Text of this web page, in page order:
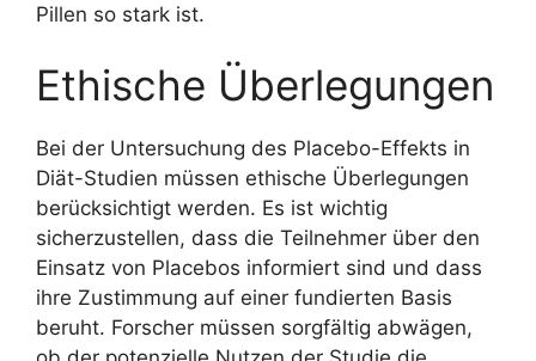
Pillen so stark ist.
Ethische Überlegungen
Bei der Untersuchung des Placebo-Effekts in
Diät-Studien müssen ethische Überlegungen
berücksichtigt werden. Es ist wichtig
sicherzustellen, dass die Teilnehmer über den
Einsatz von Placebos informiert sind und dass
ihre Zustimmung auf einer fundierten Basis
beruht. Forscher müssen sorgfältig abwägen,